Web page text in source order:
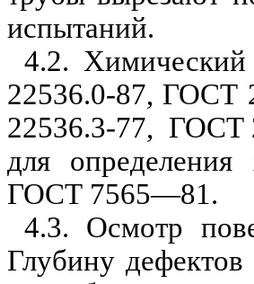
испытаний.
4.2.
22536.0-87,
22536.3-77, ГОСТ
для определения
ГОСТ 7565—81.
4.3. Осмотр
Глубину дефектов